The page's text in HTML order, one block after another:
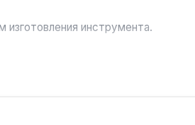
изготовления инструмента.
сантехники, где требуется